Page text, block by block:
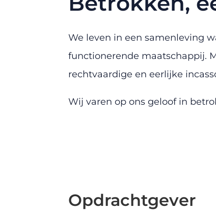
We leven in een samenleving
functionerende maatschappij.
rechtvaardige en eerlijke
Wij varen op ons geloof in
Opdrachtgever